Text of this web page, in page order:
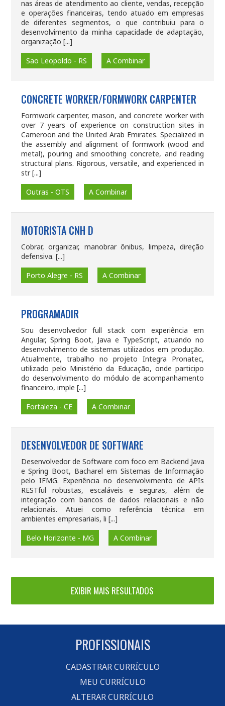
nas áreas de atendimento ao cliente, vendas, recepção
e operações financeiras, tendo atuado em empresas
de diferentes segmentos, o que contribuiu para o
desenvolvimento da minha capacidade de adaptação,
organização [...]
Sao Leopoldo - RS
A Combinar
CONCRETE WORKER/FORMWORK CARPENTER
Formwork carpenter, mason, and concrete worker with
over 7 years of experience on construction sites in
Cameroon and the United Arab Emirates. Specialized in
the assembly and alignment of formwork (wood and
metal), pouring and smoothing concrete, and reading
structural plans. Rigorous, versatile, and experienced in
str [...]
Outras - OTS
A Combinar
MOTORISTA CNH D
Cobrar, organizar, manobrar ônibus, limpeza, direção
defensiva. [...]
Porto Alegre - RS
A Combinar
PROGRAMADIR
Sou desenvolvedor full stack com experiência em
Angular, Spring Boot, Java e TypeScript, atuando no
desenvolvimento de sistemas utilizados em produção.
Atualmente, trabalho no projeto Integra Pronatec,
utilizado pelo Ministério da Educação, onde participo
do desenvolvimento do módulo de acompanhamento
financeiro, imple [...]
Fortaleza - CE
A Combinar
DESENVOLVEDOR DE SOFTWARE
Desenvolvedor de Software com foco em Backend Java
e Spring Boot, Bacharel em Sistemas de Informação
pelo IFMG. Experiência no desenvolvimento de APIs
RESTful robustas, escaláveis e seguras, além de
integração com bancos de dados relacionais e não
relacionais. Atuei como referência técnica em
ambientes empresariais, li [...]
Belo Horizonte - MG
A Combinar
PROFISSIONAIS
CADASTRAR CURRÍCULO
MEU CURRÍCULO
ALTERAR CURRÍCULO